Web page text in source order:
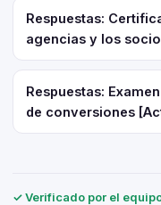
Respuestas:
agencias y los
Respuestas:
de conversiones
✓ Verificado por el